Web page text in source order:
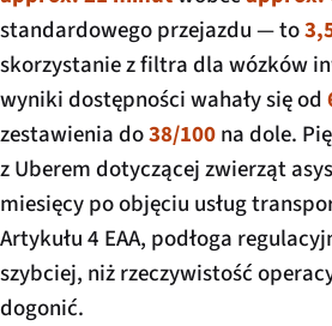
standardowego przejazdu — to
skorzystanie z filtra dla wózków
wyniki dostępności wahały się od
zestawienia do38/100na dole.
z Uberem dotyczącej zwierząt
miesięcy po objęciu usług
Artykułu 4 EAA, podłoga
szybciej, niż rzeczywistość
dogonić.